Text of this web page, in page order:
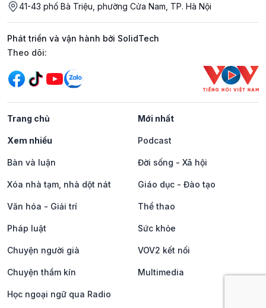
41-43 phố Bà Triệu, phường Cửa Nam, TP. Hà Nội
Phát triển và vận hành bởi SolidTech
Mạng xã hội
Theo dõi:
Trang chủ Mới nhất
Xem nhiều Podcast
Bàn và luận Đời sống - Xã hội
Xóa nhà tạm, nhà dột nát Giáo dục - Đào tạo
Văn hóa - Giải trí Thể thao
Pháp luật Sức khỏe
Chuyện người già VOV2 kết nối
Chuyện thầm kín Multimedia
Học ngoại ngữ qua Radio